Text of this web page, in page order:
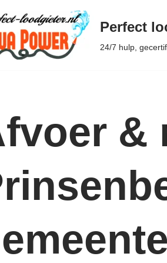
Perfect
24/7 hulp,
&